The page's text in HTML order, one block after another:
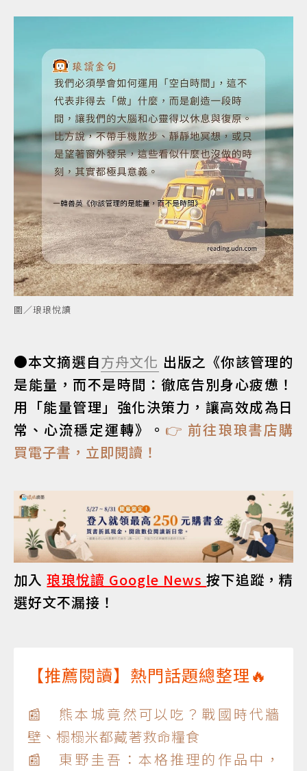
圖／琅琅悅讀
●本文摘選自方舟文化 出版之《你該管理的
是能量，而不是時間：徹底告別身心疲憊！
用「能量管理」強化決策力，讓高效成為日
常、心流穩定運轉》。 👉 前往琅琅書店購
買電子書，立即閱讀！
加入琅琅悅讀 Google News按下追蹤，精
選好文不漏接！
【推薦閱讀】熱門話題總整理🔥
📰 熊本城竟然可以吃？戰國時代牆
壁、榻榻米都藏著救命糧食
📰 東野圭吾：本格推理的作品中，